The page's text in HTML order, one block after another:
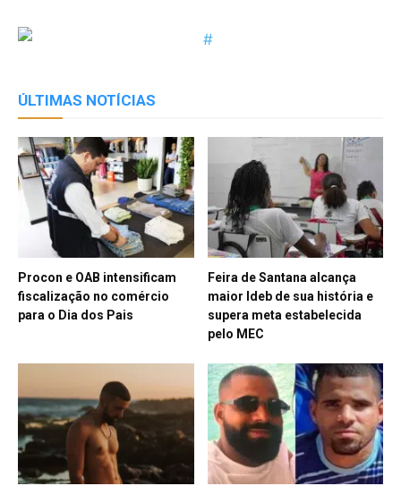
ÚLTIMAS NOTÍCIAS
Procon e OAB intensificam
fiscalização no comércio
para o Dia dos Pais
Feira de Santana alcança
maior Ideb de sua história e
supera meta estabelecida
pelo MEC